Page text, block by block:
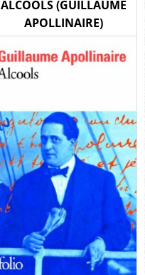
ALCOOLS (GUILLAUME
APOLLINAIRE)